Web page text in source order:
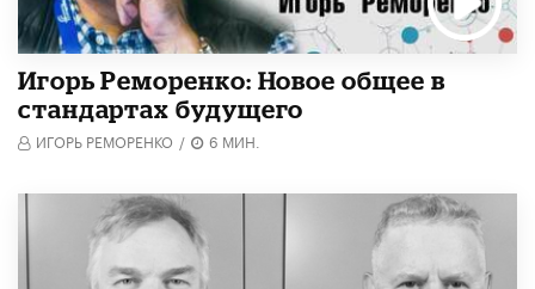
Игорь Реморенко: Новое общее в
стандартах будущего
ИГОРЬ РЕМОРЕНКО / 6 МИН.